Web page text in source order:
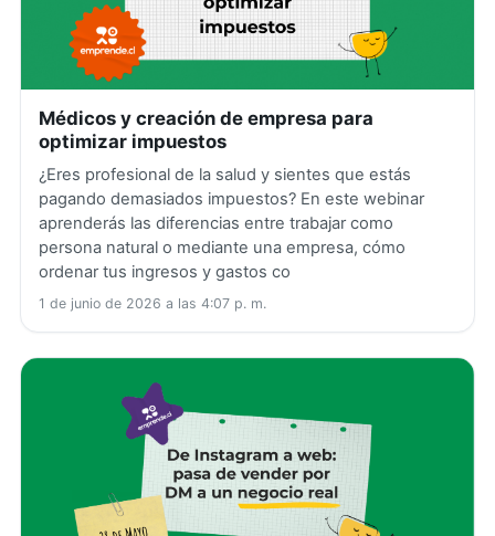
Médicos y creación de empresa para
optimizar impuestos
¿Eres profesional de la salud y sientes que estás
pagando demasiados impuestos? En este webinar
aprenderás las diferencias entre trabajar como
persona natural o mediante una empresa, cómo
ordenar tus ingresos y gastos co
1 de junio de 2026 a las 4:07 p. m.